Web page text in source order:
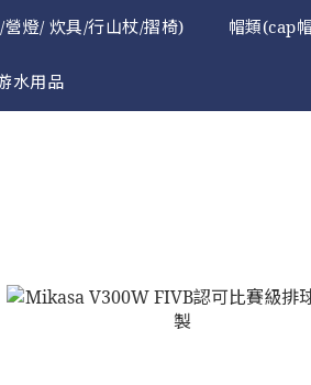
燈/ 炊具/行山杖/摺椅) 帽類(cap
水用品